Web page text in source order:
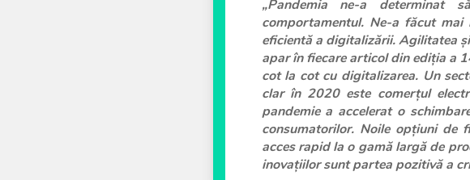
„Pandemia ne-a determinat
comportamentul. Ne-a făcut
eficientă a digitalizării. Agilitatea
apar în fiecare articol din ediția a
cot la cot cu digitalizarea. Un
clar în 2020 este comerțul
pandemie a accelerat o
consumatorilor. Noile opțiuni de
acces rapid la o gamă largă de
inovațiilor sunt partea pozitivă a